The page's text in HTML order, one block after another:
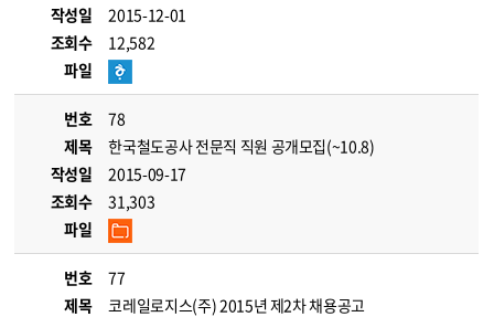
작성일
2015-12-01
조회수
12,582
파일
번호
78
제목
한국철도공사 전문직 직원 공개모집(~10.8)
작성일
2015-09-17
조회수
31,303
파일
번호
77
제목
코레일로지스(주) 2015년 제2차 채용공고